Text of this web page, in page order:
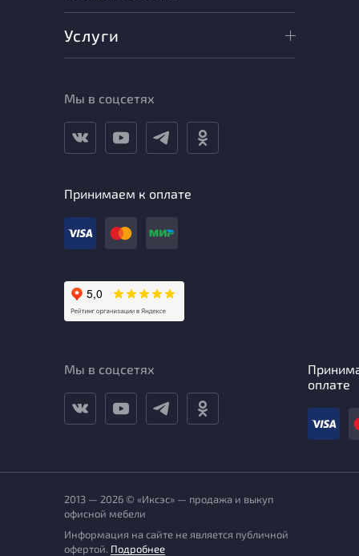
Услуги
Мы в соцсетях
Принимаем к оплате
Мы в соцсетях
оплате
2013 — 2026 © «Иксэс» — продажа и выкуп
офисной мебели
Информация на сайте не является публичной
офертой. Подробнее